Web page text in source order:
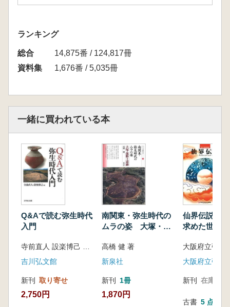
ランキング
総合
14,875番 / 124,817冊
資料集
1,676番 / 5,035冊
一緒に買われている本
Q&Aで読む弥生時代
入門
寺前直人 設楽博己 編
吉川弘文館
新刊 取り寄せ
2,750円
南関東・弥生時代の
ムラの姿 大塚・歳
高橋 健 著
新泉社
新刊 1冊
1,870円
仙界伝説 卑
求めた世界
新刊 在庫なし
古書 5 点